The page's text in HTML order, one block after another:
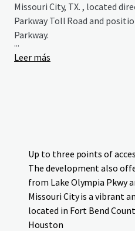
Missouri City, TX. , located
Parkway Toll Road and
Parkway.
...
Leer más
Up to three points of
The development also
from Lake Olympia Pkwy
Missouri City is a vibrant
located in Fort Bend
Houston